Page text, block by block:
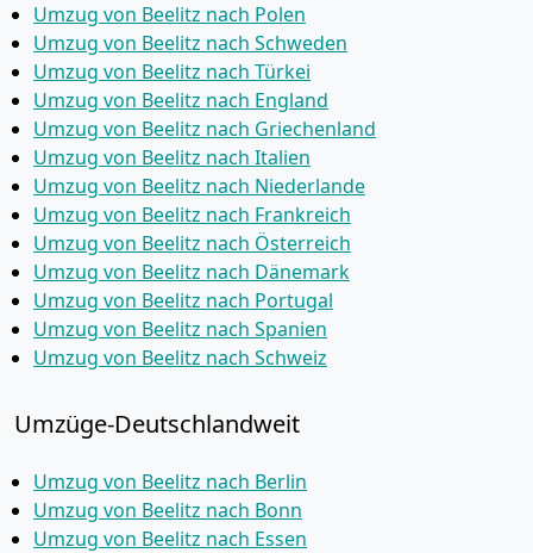
Umzug von Beelitz nach Polen
Umzug von Beelitz nach Schweden
Umzug von Beelitz nach Türkei
Umzug von Beelitz nach England
Umzug von Beelitz nach Griechenland
Umzug von Beelitz nach Italien
Umzug von Beelitz nach Niederlande
Umzug von Beelitz nach Frankreich
Umzug von Beelitz nach Österreich
Umzug von Beelitz nach Dänemark
Umzug von Beelitz nach Portugal
Umzug von Beelitz nach Spanien
Umzug von Beelitz nach Schweiz
Umzüge-Deutschlandweit
Umzug von Beelitz nach Berlin
Umzug von Beelitz nach Bonn
Umzug von Beelitz nach Essen